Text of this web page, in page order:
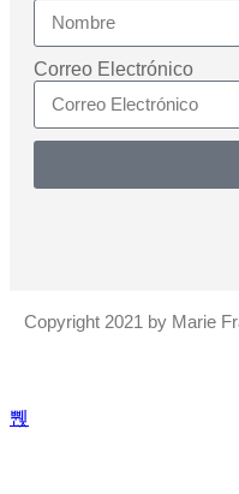
Correo Electrónico
Copyright 2021 by Marie